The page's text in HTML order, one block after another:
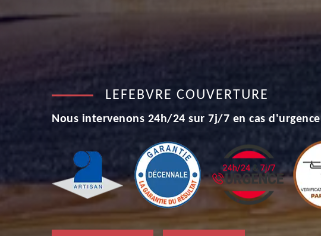
LEFEBVRE COUVERTURE
Nous intervenons 24h/24 sur 7j/7 en cas d'urgence